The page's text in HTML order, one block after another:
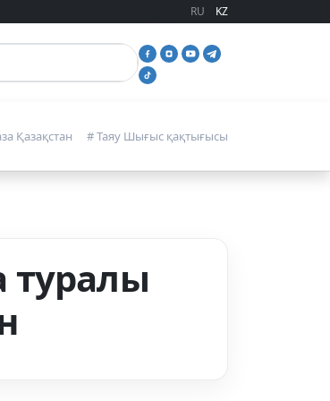
RU KZ
Қазақстан # Таяу Шығыс қақтығысы
туралы